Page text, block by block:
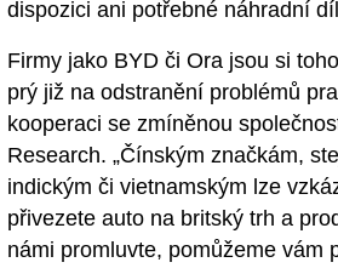
dispozici ani potřebné náhradní
Firmy jako BYD či Ora jsou si
prý již na odstranění problémů
kooperaci se zmíněnou
Research. „Čínským značkám,
indickým či vietnamským lze
přivezete auto na britský trh a
námi promluvte, pomůžeme vám